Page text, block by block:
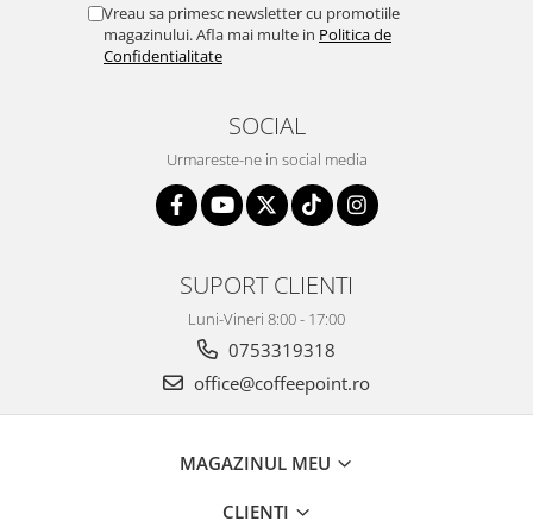
Vreau sa primesc newsletter cu promotiile
magazinului. Afla mai multe in Politica de
Confidentialitate
SOCIAL
Urmareste-ne in social media
SUPORT CLIENTI
Luni-Vineri 8:00 - 17:00
0753319318
office@coffeepoint.ro
MAGAZINUL MEU
CLIENTI